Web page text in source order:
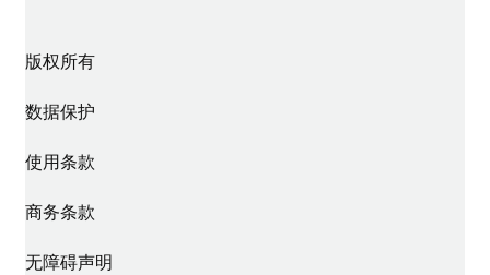
版权所有
数据保护
使用条款
商务条款
无障碍声明